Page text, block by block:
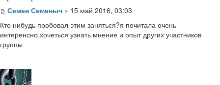
Семен Семеныч » 15 май 2016, 03:03
Кто нибудь пробовал этим заняться?я почитала очень
интеренсно,хочеться узнать мнение и опыт других участников
группы